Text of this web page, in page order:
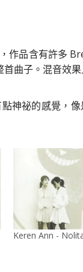
作品含有許多
曲子。混音效
神祕的感覺，
Keren Ann -